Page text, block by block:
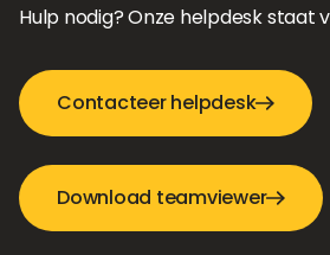
Hulp nodig? Onze helpdesk staat
Contacteer helpdesk
Download teamviewer